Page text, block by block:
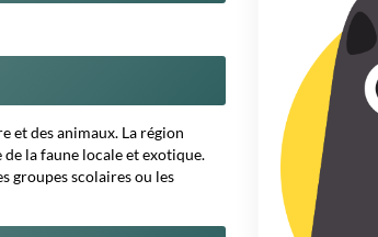
et des animaux. La région
la faune locale et exotique.
groupes scolaires ou les